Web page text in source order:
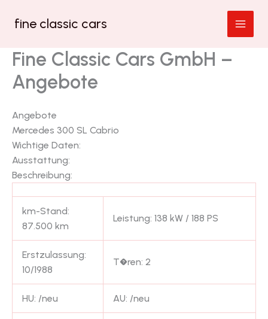
Inhaltfine classic cars
Fine Classic Cars GmbH –
Angebote
Angebote
Mercedes 300 SL Cabrio
Wichtige Daten:
Ausstattung:
Beschreibung:
km-Stand:
87.500 km
Leistung: 138 kW / 188 PS
Erstzulassung:
10/1988
T�ren: 2
HU: /neu AU: /neu